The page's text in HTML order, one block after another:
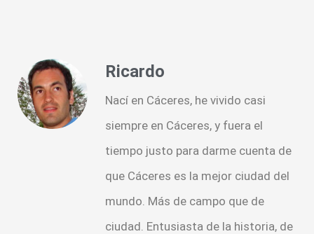
Ricardo
Nací en Cáceres, he vivido casi
siempre en Cáceres, y fuera el
tiempo justo para darme cuenta de
que Cáceres es la mejor ciudad del
mundo. Más de campo que de
ciudad. Entusiasta de la historia, de